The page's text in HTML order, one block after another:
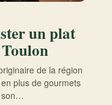
un plat
de la région
plus de gourmets
son…